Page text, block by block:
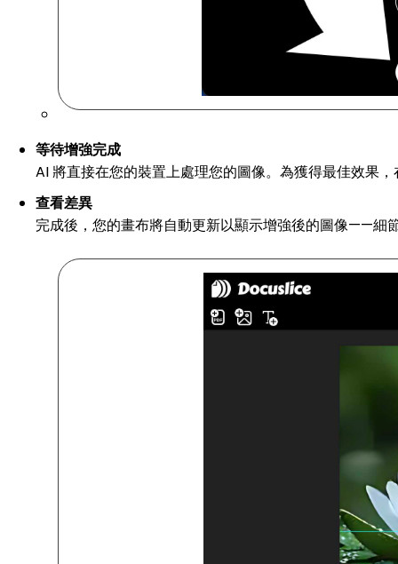
等待增強完成
AI 將直接在您的裝置上處理您的圖像。為獲得最佳效果
查看差異
完成後，您的畫布將自動更新以顯示增強後的圖像——細